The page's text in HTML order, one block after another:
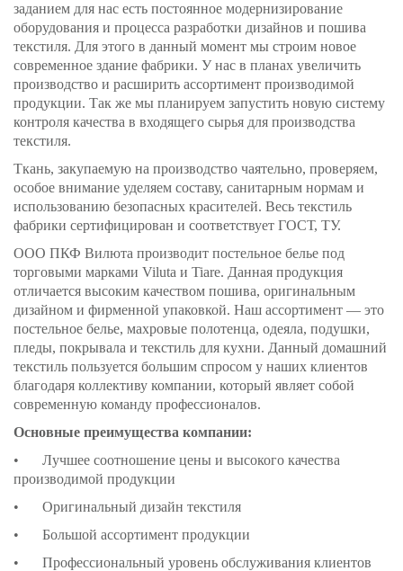
заданием для нас есть постоянное модернизирование
оборудования и процесса разработки дизайнов и пошива
текстиля. Для этого в данный момент мы строим новое
современное здание фабрики. У нас в планах увеличить
производство и расширить ассортимент производимой
продукции. Так же мы планируем запустить новую систему
контроля качества в входящего сырья для производства
текстиля.
Ткань, закупаемую на производство чаятельно, проверяем,
особое внимание уделяем составу, санитарным нормам и
использованию безопасных красителей. Весь текстиль
фабрики сертифицирован и соответствует ГОСТ, ТУ.
ООО ПКФ Вилюта производит постельное белье под
торговыми марками Viluta и Tiare. Данная продукция
отличается высоким качеством пошива, оригинальным
дизайном и фирменной упаковкой. Наш ассортимент — это
постельное белье, махровые полотенца, одеяла, подушки,
пледы, покрывала и текстиль для кухни. Данный домашний
текстиль пользуется большим спросом у наших клиентов
благодаря коллективу компании, который являет собой
современную команду профессионалов.
Основные преимущества компании:
•
Лучшее соотношение цены и высокого качества
производимой продукции
•
Оригинальный дизайн текстиля
•
Большой ассортимент продукции
•
Профессиональный уровень обслуживания клиентов